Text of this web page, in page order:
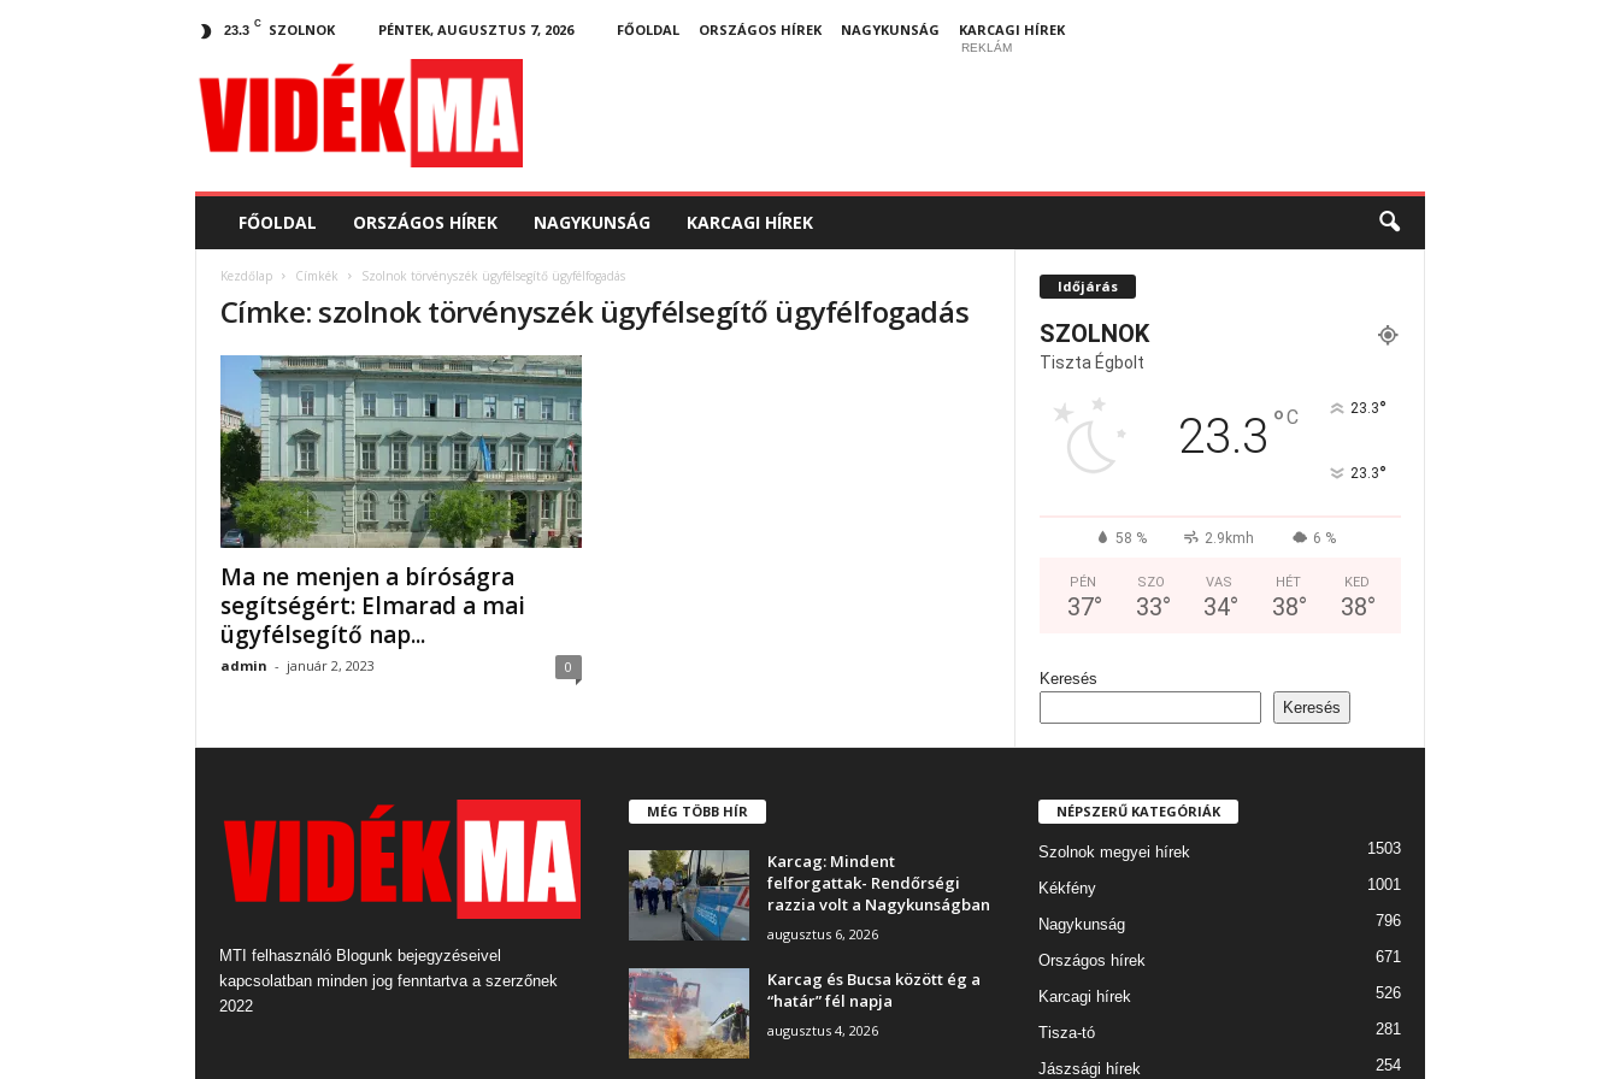
23.3 C SZOLNOK PÉNTEK, AUGUSZTUS 7, 2026 FŐOLDAL ORSZÁGOS HÍREK NAGYKUNSÁG
KARCAGI HÍREK
d
REKLÁM
FŐOLDAL ORSZÁGOS HÍREK NAGYKUNSÁG KARCAGI HÍREK
Kezdőlap Címkék Szolnok törvényszék ügyfélsegítő ügyfélfogadás
Címke: szolnok törvényszék ügyfélsegítő ügyfélfogadás
Ma ne menjen a bíróságra
segítségért: Elmarad a mai
ügyfélsegítő nap...
admin - január 2, 2023 0
Időjárás
SZOLNOK
Tiszta Égbolt
23.3 °C 23.3°
23.3°
58 % 2.9kmh 6 %
PÉN
37°
SZO
33°
VAS
34°
HÉT
38°
KED
38°
Keresés
Keresés
MTI felhasználó Blogunk bejegyzéseivel
kapcsolatban minden jog fenntartva a szerzőnek
2022
MÉG TÖBB HÍR
Karcag: Mindent
felforgattak- Rendőrségi
razzia volt a Nagykunságban
augusztus 6, 2026
Karcag és Bucsa között ég a
“határ” fél napja
augusztus 4, 2026
NÉPSZERŰ KATEGÓRIÁK
Szolnok megyei hírek 1503
Kékfény 1001
Nagykunság 796
Országos hírek 671
Karcagi hírek 526
Tisza-tó 281
Jászsági hírek 254